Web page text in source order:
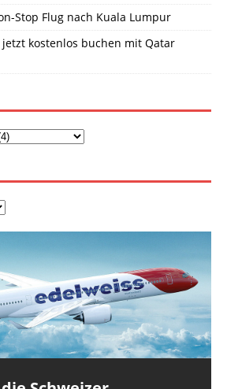
Stop Flug nach Kuala Lumpur
jetzt kostenlos buchen mit Qatar